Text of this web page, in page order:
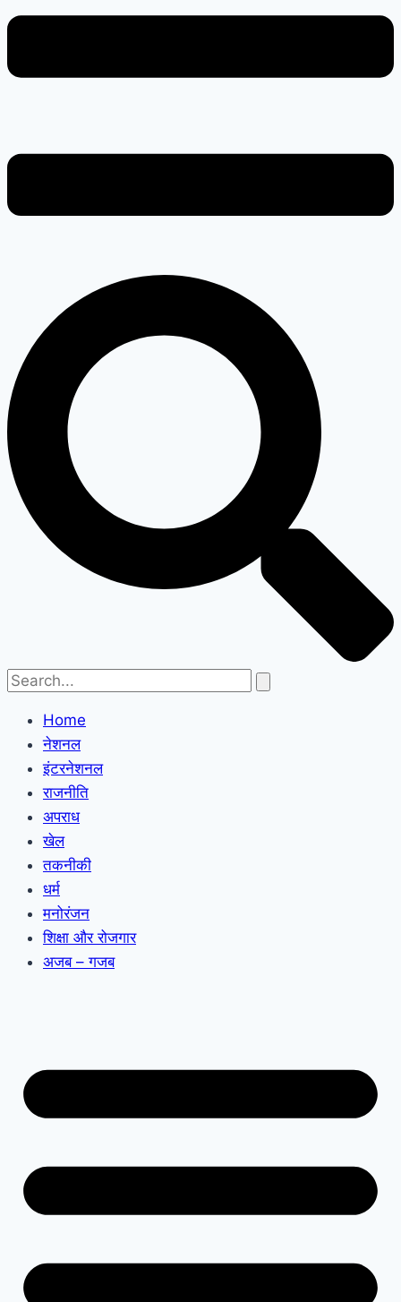
Home
नेशनल
इंटरनेशनल
राजनीति
अपराध
खेल
तकनीकी
धर्म
मनोरंजन
शिक्षा और रोजगार
अजब – गजब